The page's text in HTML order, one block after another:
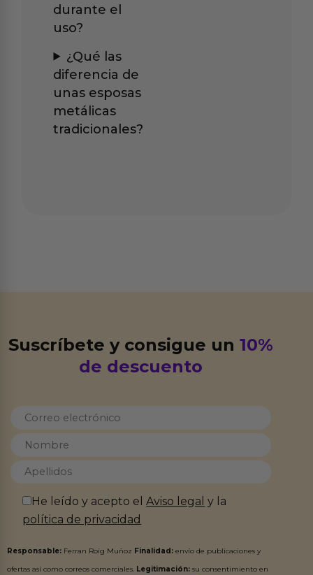
durante el
uso?
¿Qué las
diferencia de
unas esposas
metálicas
tradicionales?
Suscríbete y consigue un10%
de descuento
He leído y acepto elAviso legal y la
política de privacidad
Responsable: Ferran Roig Muñoz Finalidad: envío de publicaciones y
ofertas así como correos comerciales. Legitimación: su consentimiento en